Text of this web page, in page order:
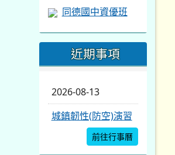
同德國中資優班
近期事項
2026-08-13
城鎮韌性(防空)演習
前往行事曆